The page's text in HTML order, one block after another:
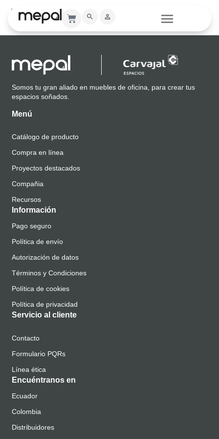
Renders
Somos tu gran aliado en muebles de oficina, para crear tus
espacios soñados.
Menú
Catálogo de producto
Compra en línea
Proyectos destacados
Compañia
Recursos
Información
Pago seguro
Política de envío
Autorización de datos
Términos y Condiciones
Política de cookies
Política de privacidad
Servicio al cliente
Contacto
Formulario PQRs
Línea ética
Encuéntranos en
Ecuador
Colombia
Distribuidores